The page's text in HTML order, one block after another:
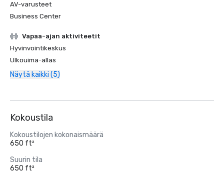
AV-varusteet
Business Center
Vapaa-ajan aktiviteetit
Hyvinvointikeskus
Ulkouima-allas
Näytä kaikki (5)
Kokoustila
Kokoustilojen kokonaismäärä
650 ft²
Suurin tila
650 ft²